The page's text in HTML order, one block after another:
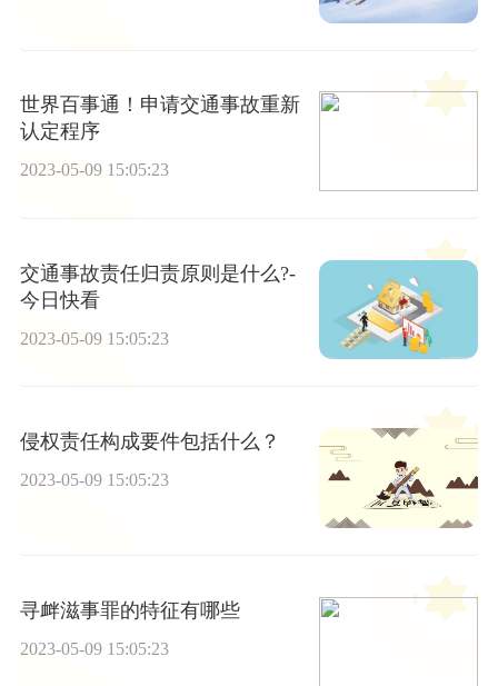
世界百事通！申请交通事故重新
认定程序
2023-05-09 15:05:23
交通事故责任归责原则是什么?-
今日快看
2023-05-09 15:05:23
侵权责任构成要件包括什么？
2023-05-09 15:05:23
寻衅滋事罪的特征有哪些
2023-05-09 15:05:23